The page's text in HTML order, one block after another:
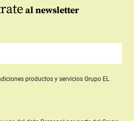
al newsletter
productos y serviciosGrupo EL